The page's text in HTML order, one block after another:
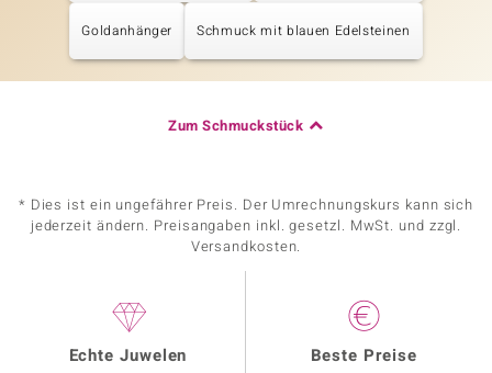
Goldanhänger Schmuck mit blauen Edelsteinen
Zum Schmuckstück
* Dies ist ein ungefährer Preis. Der Umrechnungskurs kann sich
jederzeit ändern. Preisangaben inkl. gesetzl. MwSt. und zzgl.
Versandkosten.
Echte Juwelen Beste Preise